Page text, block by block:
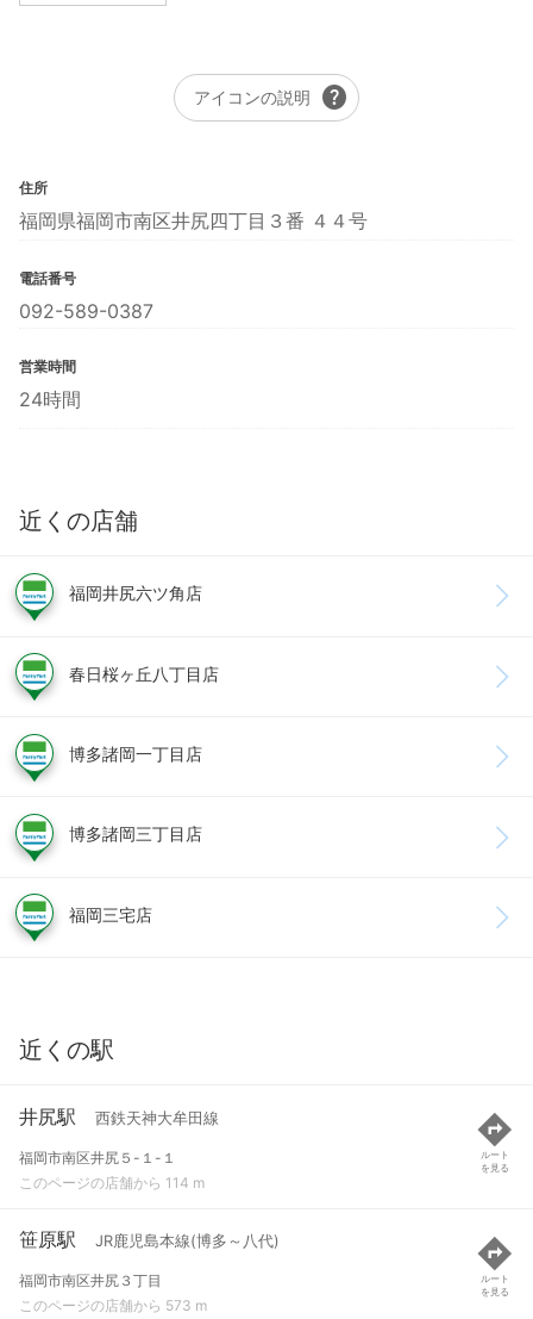
アイコンの説明 help
住所
福岡県福岡市南区井尻四丁目３番 ４４号
電話番号
092-589-0387
営業時間
24時間
近くの店舗
福岡井尻六ツ角店
春日桜ヶ丘八丁目店
博多諸岡一丁目店
博多諸岡三丁目店
福岡三宅店
近くの駅
井尻駅 西鉄天神大牟田線
福岡市南区井尻５-１-１
このページの店舗から 114 m
ルート
を見る
笹原駅 JR鹿児島本線(博多～八代)
福岡市南区井尻３丁目
このページの店舗から 573 m
ルート
を見る